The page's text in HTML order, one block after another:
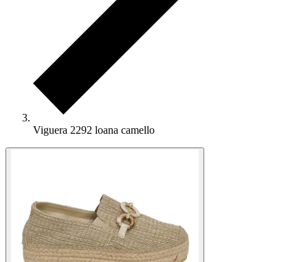
Viguera 2292 loana camello